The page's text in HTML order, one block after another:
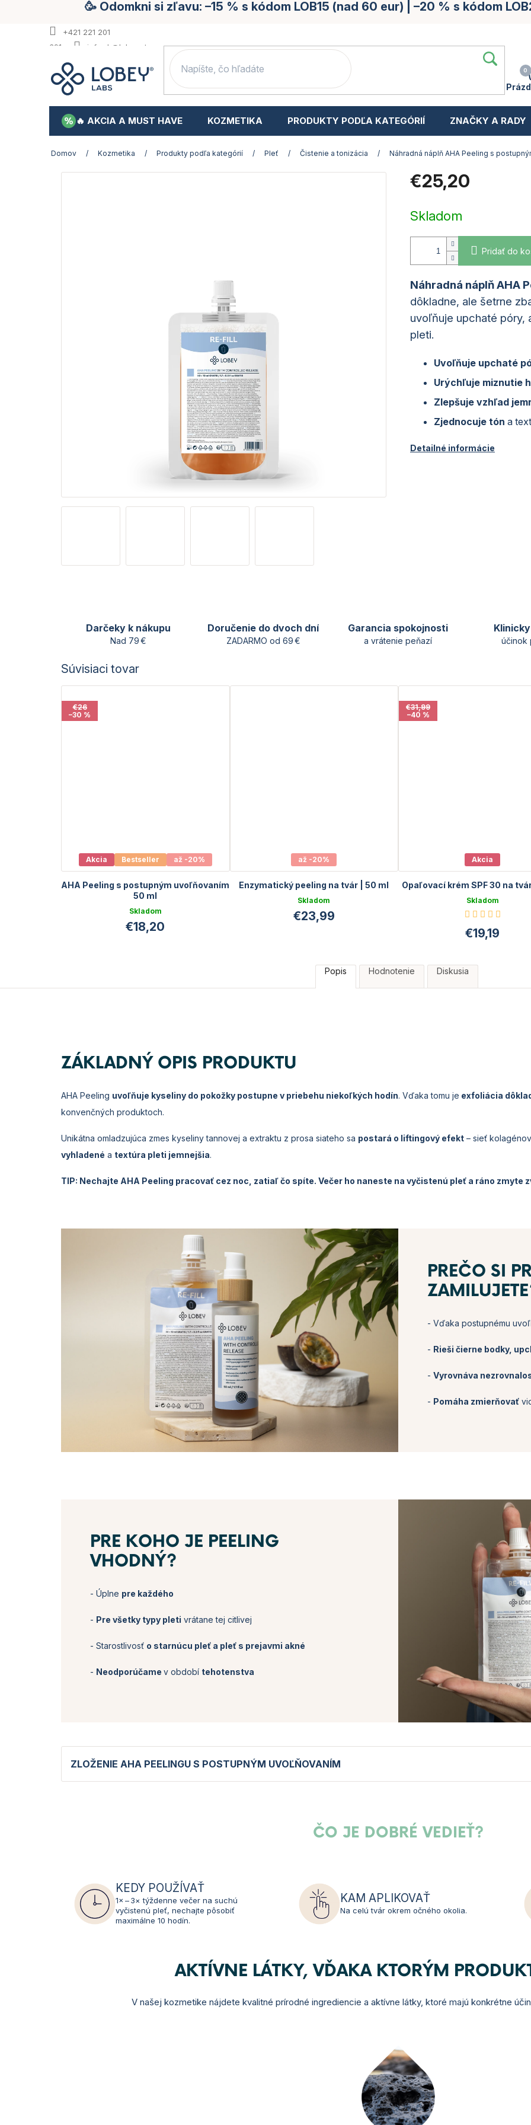
🥳 Odomkni si zľavu: –15 % s kódom LOB15 (nad 60 eur) | –20 % s kódom
+421 221 201
391
info.sk@lobey.store
🔥 AKCIA A MUST HAVE KOZMETIKA PRODUKTY PODĽA KATEGÓRIÍ ZNAČKY A RADY
Domov / Kozmetika / Produkty podľa kategórií / Pleť / Čistenie a tonizácia / Náhradná náplň AHA Peeling s
€25,20
cena:
Skladom
Pridať do
Náhradná náplň AHA
dôkladne, ale šetrne
uvoľňuje upchaté póry,
pleti.
Uvoľňuje upchaté
Urýchľuje miznutie
Zlepšuje vzhľad
Zjednocuje tón a
Detailné informácie
Darčeky k nákupu
Nad 79 €
Doručenie do dvoch dní
ZADARMO od 69 €
Garancia spokojnosti
a vrátenie peňazí účinok
Súvisiaci tovar
Akcia Bestseller až -20%
€26
–30 %
AHA Peeling s postupným uvoľňovaním
50 ml
Skladom
€18,20
až -20%
Enzymatický peeling na tvár | 50 ml
Skladom
€23,99
Akcia
€31,99
–40 %
Opaľovací krém SPF 30 na
Skladom
€19,19
Popis Hodnotenie Diskusia
ZÁKLADNÝ OPIS PRODUKTU
AHA Peeling uvoľňuje kyseliny do pokožky postupne v priebehu niekoľkých hodín. Vďaka tomu je exfoliácia
konvenčných produktoch.
Unikátna omladzujúca zmes kyseliny tannovej a extraktu z prosa siateho sa postará o liftingový efekt – sieť
vyhladené a textúra pleti jemnejšia.
TIP: Nechajte AHA Peeling pracovať cez noc, zatiaľ čo spíte. Večer ho naneste na vyčistenú pleť a ráno zmyte
PREČO SI
- Vďaka postupnému
- Rieši čierne bodky,
- Vyrovnáva
- Pomáha zmierňovať
PRE KOHO JE PEELING
VHODNÝ?
- Úplne pre každého
- Pre všetky typy pleti vrátane tej citlivej
- Starostlivosť o starnúcu pleť a pleť s prejavmi akné
- Neodporúčame v období tehotenstva
ZLOŽENIE AHA PEELINGU S POSTUPNÝM UVOĽŇOVANÍM
ČO JE DOBRÉ VEDIEŤ?
KEDY POUŽÍVAŤ
1× – 3× týždenne večer na suchú
vyčistenú pleť, nechajte pôsobiť
maximálne 10 hodín.
KAM APLIKOVAŤ
Na celú tvár okrem očného okolia.
AKTÍVNE LÁTKY, VĎAKA KTORÝM
V našej kozmetike nájdete kvalitné prírodné ingrediencie a aktívne látky, ktoré majú konkrétne